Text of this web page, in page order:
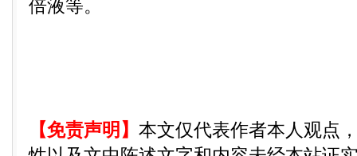
倍液等。
【免责声明】 本文仅代表作者本人观点